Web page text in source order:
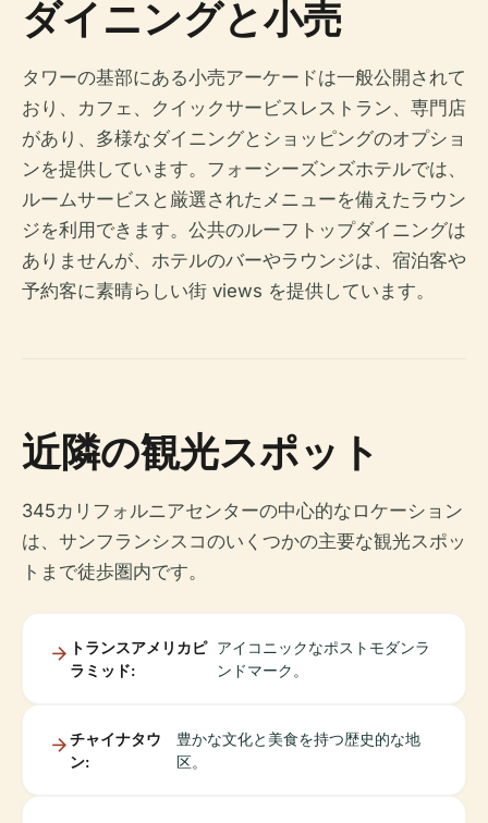
ダイニングと小売
タワーの基部にある小売アーケードは一般公開されて
おり、カフェ、クイックサービスレストラン、専門店
があり、多様なダイニングとショッピングのオプショ
ンを提供しています。フォーシーズンズホテルでは、
ルームサービスと厳選されたメニューを備えたラウン
ジを利用できます。公共のルーフトップダイニングは
ありませんが、ホテルのバーやラウンジは、宿泊客や
予約客に素晴らしい街 views を提供しています。
近隣の観光スポット
345カリフォルニアセンターの中心的なロケーション
は、サンフランシスコのいくつかの主要な観光スポッ
トまで徒歩圏内です。
トランスアメリカピ
ラミッド:
アイコニックなポストモダンラ
ンドマーク。
チャイナタウ
ン:
豊かな文化と美食を持つ歴史的な地
区。